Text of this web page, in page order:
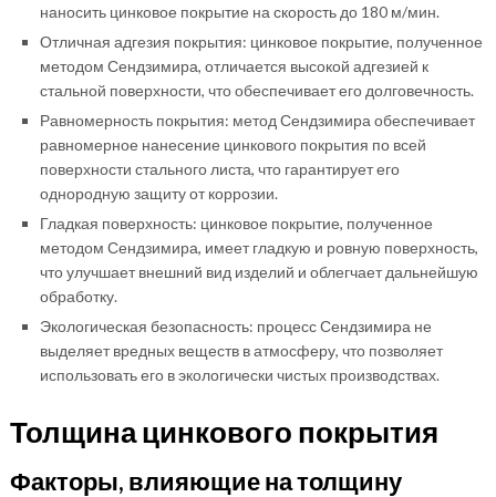
наносить цинковое покрытие на скорость до 180 м/мин.
Отличная адгезия покрытия: цинковое покрытие, полученное
методом Сендзимира, отличается высокой адгезией к
стальной поверхности, что обеспечивает его долговечность.
Равномерность покрытия: метод Сендзимира обеспечивает
равномерное нанесение цинкового покрытия по всей
поверхности стального листа, что гарантирует его
однородную защиту от коррозии.
Гладкая поверхность: цинковое покрытие, полученное
методом Сендзимира, имеет гладкую и ровную поверхность,
что улучшает внешний вид изделий и облегчает дальнейшую
обработку.
Экологическая безопасность: процесс Сендзимира не
выделяет вредных веществ в атмосферу, что позволяет
использовать его в экологически чистых производствах.
Толщина цинкового покрытия
Факторы, влияющие на толщину